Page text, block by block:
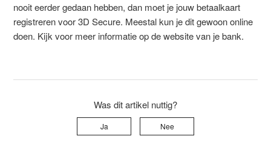
nooit eerder gedaan hebben, dan moet je jouw betaalkaart
registreren voor 3D Secure. Meestal kun je dit gewoon online
doen. Kijk voor meer informatie op de website van je bank.
Was dit artikel nuttig?
Ja Nee